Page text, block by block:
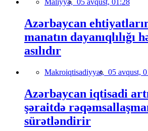
Maliyyə, 05 avqust, 01:28
Azərbaycan
manatın dayanıqlılığı
asılıdır
Makroiqtisadiyyat, 05 avqust,
Azərbaycan iqtisadi
şəraitdə
sürətləndirir